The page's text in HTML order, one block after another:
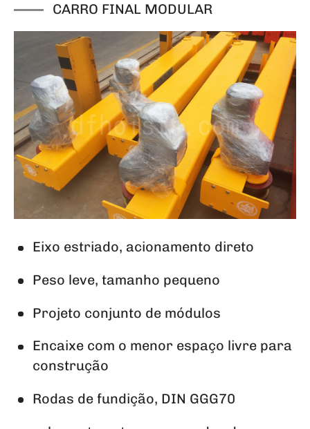
CARRO FINAL MODULAR
Eixo estriado, acionamento direto
Peso leve, tamanho pequeno
Projeto conjunto de módulos
Encaixe com o menor espaço livre para
construção
Rodas de fundição, DIN GGG70